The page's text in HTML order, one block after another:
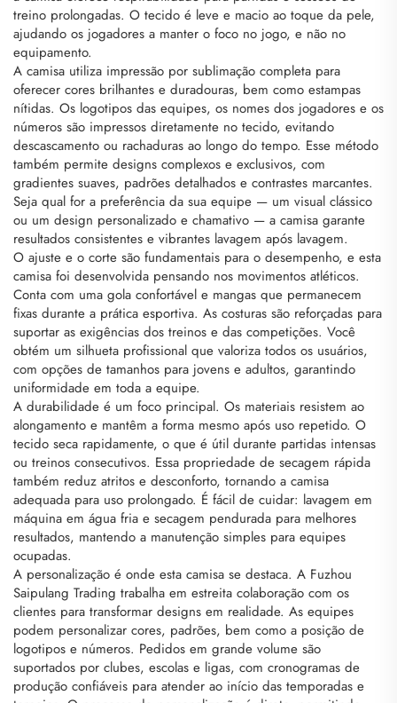
treino prolongadas. O tecido é leve e macio ao toque da pele,
ajudando os jogadores a manter o foco no jogo, e não no
equipamento.
A camisa utiliza impressão por sublimação completa para
oferecer cores brilhantes e duradouras, bem como estampas
nítidas. Os logotipos das equipes, os nomes dos jogadores e os
números são impressos diretamente no tecido, evitando
descascamento ou rachaduras ao longo do tempo. Esse método
também permite designs complexos e exclusivos, com
gradientes suaves, padrões detalhados e contrastes marcantes.
Seja qual for a preferência da sua equipe — um visual clássico
ou um design personalizado e chamativo — a camisa garante
resultados consistentes e vibrantes lavagem após lavagem.
O ajuste e o corte são fundamentais para o desempenho, e esta
camisa foi desenvolvida pensando nos movimentos atléticos.
Conta com uma gola confortável e mangas que permanecem
fixas durante a prática esportiva. As costuras são reforçadas para
suportar as exigências dos treinos e das competições. Você
obtém um silhueta profissional que valoriza todos os usuários,
com opções de tamanhos para jovens e adultos, garantindo
uniformidade em toda a equipe.
A durabilidade é um foco principal. Os materiais resistem ao
alongamento e mantêm a forma mesmo após uso repetido. O
tecido seca rapidamente, o que é útil durante partidas intensas
ou treinos consecutivos. Essa propriedade de secagem rápida
também reduz atritos e desconforto, tornando a camisa
adequada para uso prolongado. É fácil de cuidar: lavagem em
máquina em água fria e secagem pendurada para melhores
resultados, mantendo a manutenção simples para equipes
ocupadas.
A personalização é onde esta camisa se destaca. A Fuzhou
Saipulang Trading trabalha em estreita colaboração com os
clientes para transformar designs em realidade. As equipes
podem personalizar cores, padrões, bem como a posição de
logotipos e números. Pedidos em grande volume são
suportados por clubes, escolas e ligas, com cronogramas de
produção confiáveis para atender ao início das temporadas e